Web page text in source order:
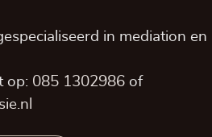
in mediation en
op: 085 1302986 of